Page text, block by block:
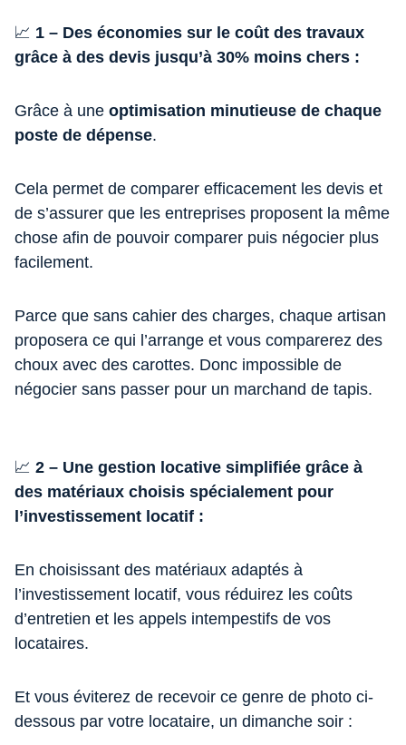
📈 1 – Des économies sur le coût des travaux
grâce à des devis jusqu’à 30% moins chers :
Grâce à une optimisation minutieuse de chaque
poste de dépense.
Cela permet de comparer efficacement les devis et
de s’assurer que les entreprises proposent la même
chose afin de pouvoir comparer puis négocier plus
facilement.
Parce que sans cahier des charges, chaque artisan
proposera ce qui l’arrange et vous comparerez des
choux avec des carottes. Donc impossible de
négocier sans passer pour un marchand de tapis.
📈 2 – Une gestion locative simplifiée grâce à
des matériaux choisis spécialement pour
l’investissement locatif :
En choisissant des matériaux adaptés à
l’investissement locatif, vous réduirez les coûts
d’entretien et les appels intempestifs de vos
locataires.
Et vous éviterez de recevoir ce genre de photo ci-
dessous par votre locataire, un dimanche soir :